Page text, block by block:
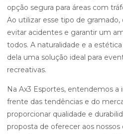
opção segura para áreas com
Ao utilizar esse tipo de
evitar acidentes e garantir um
todos. A naturalidade e a
dela uma solução ideal para
recreativas.
Na Ax3 Esportes, entendemos a
frente das tendências e do
proporcionar qualidade e
proposta de oferecer aos nossos